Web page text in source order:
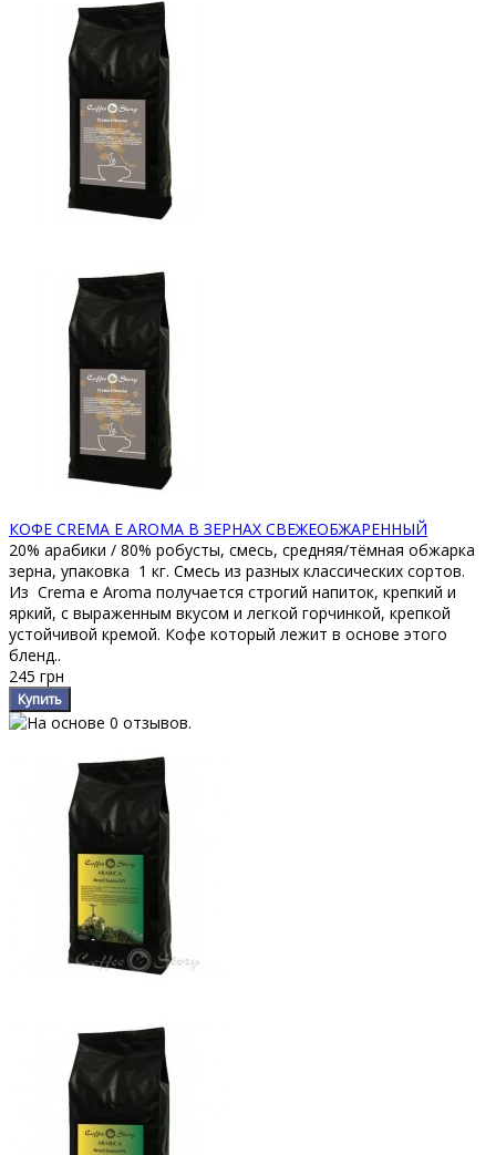
КОФЕ CREMA E AROMA В ЗЕРНАХ СВЕЖЕОБЖАРЕННЫЙ
20% арабики / 80% робусты, смесь, средняя/тёмная обжарка
зерна, упаковка 1 кг. Смесь из разных классических сортов.
Из Crema e Aroma получается строгий напиток, крепкий и
яркий, с выраженным вкусом и легкой горчинкой, крепкой
устойчивой кремой. Кофе который лежит в основе этого
бленд..
245 грн